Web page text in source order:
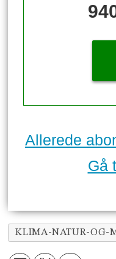
Allerede
Gå
KLIMA-NATUR-OG-